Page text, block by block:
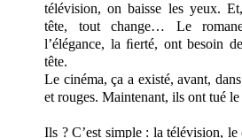
télévision, on baisse les yeux.
tête, tout change… Le
l’élégance, la ﬁerté, ont besoin
tête.
Le cinéma, ça a existé, avant,
et rouges. Maintenant, ils ont tué le
Ils ? C’est simple : la télévision, le